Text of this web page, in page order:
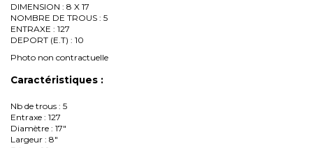
DIMENSION : 8 X 17
NOMBRE DE TROUS : 5
ENTRAXE : 127
DEPORT (E.T) : 10
Photo non contractuelle
Caractéristiques :
Nb de trous : 5
Entraxe : 127
Diamètre : 17"
Largeur : 8"